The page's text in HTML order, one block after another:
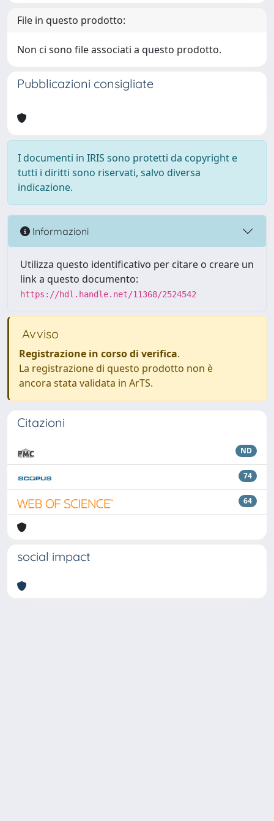
File in questo prodotto:
Non ci sono file associati a questo prodotto.
Pubblicazioni consigliate
I documenti in IRIS sono protetti da copyright e
tutti i diritti sono riservati, salvo diversa
indicazione.
Informazioni
Utilizza questo identificativo per citare o creare un
link a questo documento:
https://hdl.handle.net/11368/2524542
Avviso
Registrazione in corso di verifica.
La registrazione di questo prodotto non è
ancora stata validata in ArTS.
Citazioni
ND
74
64
social impact